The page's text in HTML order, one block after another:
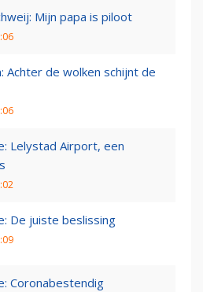
Mijn papa is piloot
Achter de wolken schijnt de
Lelystad Airport, een
De juiste beslissing
Coronabestendig